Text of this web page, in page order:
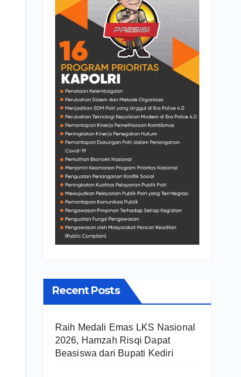
Recent Posts
Raih Medali Emas LKS Nasional
2026, Hamzah Risqi Dapat
Beasiswa dari Bupati Kediri